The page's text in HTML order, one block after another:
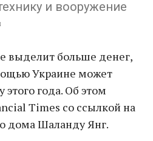
и вооружение
выделит больше денег,
Украине может
этого года. Об этом
Times со ссылкой на
дома Шаланду Янг.